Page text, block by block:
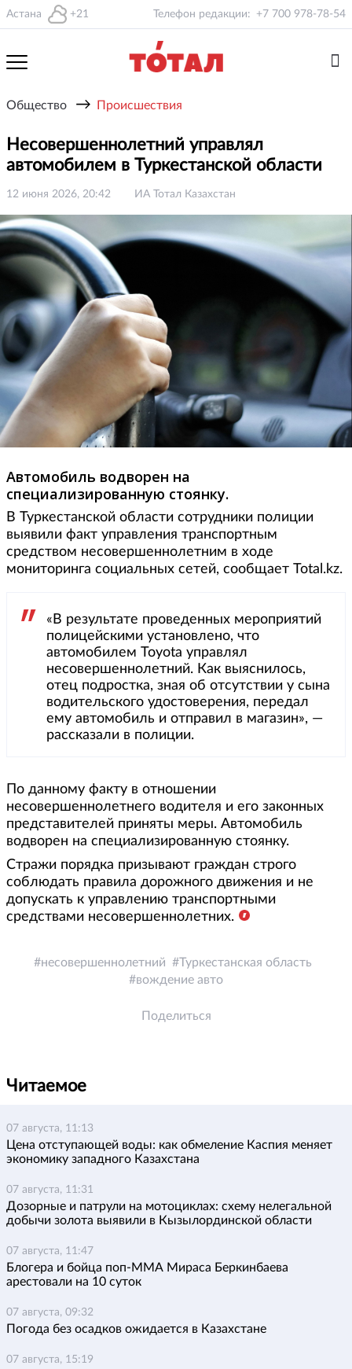
Астана +21 Телефон редакции: +7 700 978-78-54
Общество → Происшествия
Несовершеннолетний управлял
автомобилем в Туркестанской области
12 июня 2026, 20:42 ИА Тотал Казахстан
Автомобиль водворен на
специализированную стоянку.
В Туркестанской области сотрудники полиции
выявили факт управления транспортным
средством несовершеннолетним в ходе
мониторинга социальных сетей, сообщает Total.kz.
«В результате проведенных мероприятий
полицейскими установлено, что
автомобилем Toyota управлял
несовершеннолетний. Как выяснилось,
отец подростка, зная об отсутствии у сына
водительского удостоверения, передал
ему автомобиль и отправил в магазин», —
рассказали в полиции.
По данному факту в отношении
несовершеннолетнего водителя и его законных
представителей приняты меры. Автомобиль
водворен на специализированную стоянку.
Стражи порядка призывают граждан строго
соблюдать правила дорожного движения и не
допускать к управлению транспортными
средствами несовершеннолетних.
несовершеннолетний
Туркестанская область
вождение авто
Поделиться
Читаемое
07 августа, 11:13
Цена отступающей воды: как обмеление Каспия меняет
экономику западного Казахстана
07 августа, 11:31
Дозорные и патрули на мотоциклах: схему нелегальной
добычи золота выявили в Кызылординской области
07 августа, 11:47
Блогера и бойца поп-ММА Мираса Беркинбаева
арестовали на 10 суток
07 августа, 09:32
Погода без осадков ожидается в Казахстане
07 августа, 15:19